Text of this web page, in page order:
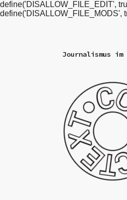
define('DISALLOW_FILE_EDIT',
define('DISALLOW_FILE_MODS',
Journalismus